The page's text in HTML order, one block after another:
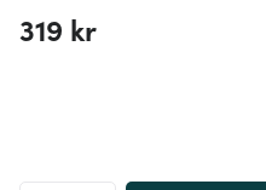
319 kr